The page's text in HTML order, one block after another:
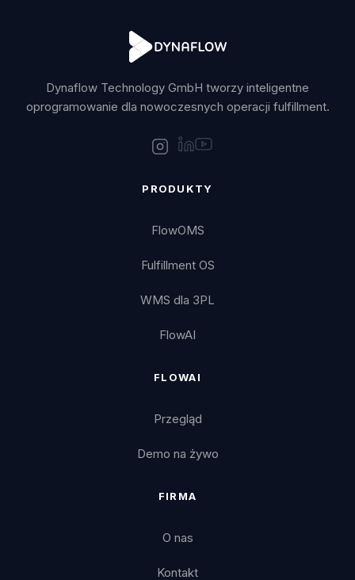
Dynaflow Technology GmbH tworzy inteligentne
oprogramowanie dla nowoczesnych operacji fulfillment.
PRODUKTY
FlowOMS
Fulfillment OS
WMS dla 3PL
FlowAI
FLOWAI
Przegląd
Demo na żywo
FIRMA
O nas
Kontakt